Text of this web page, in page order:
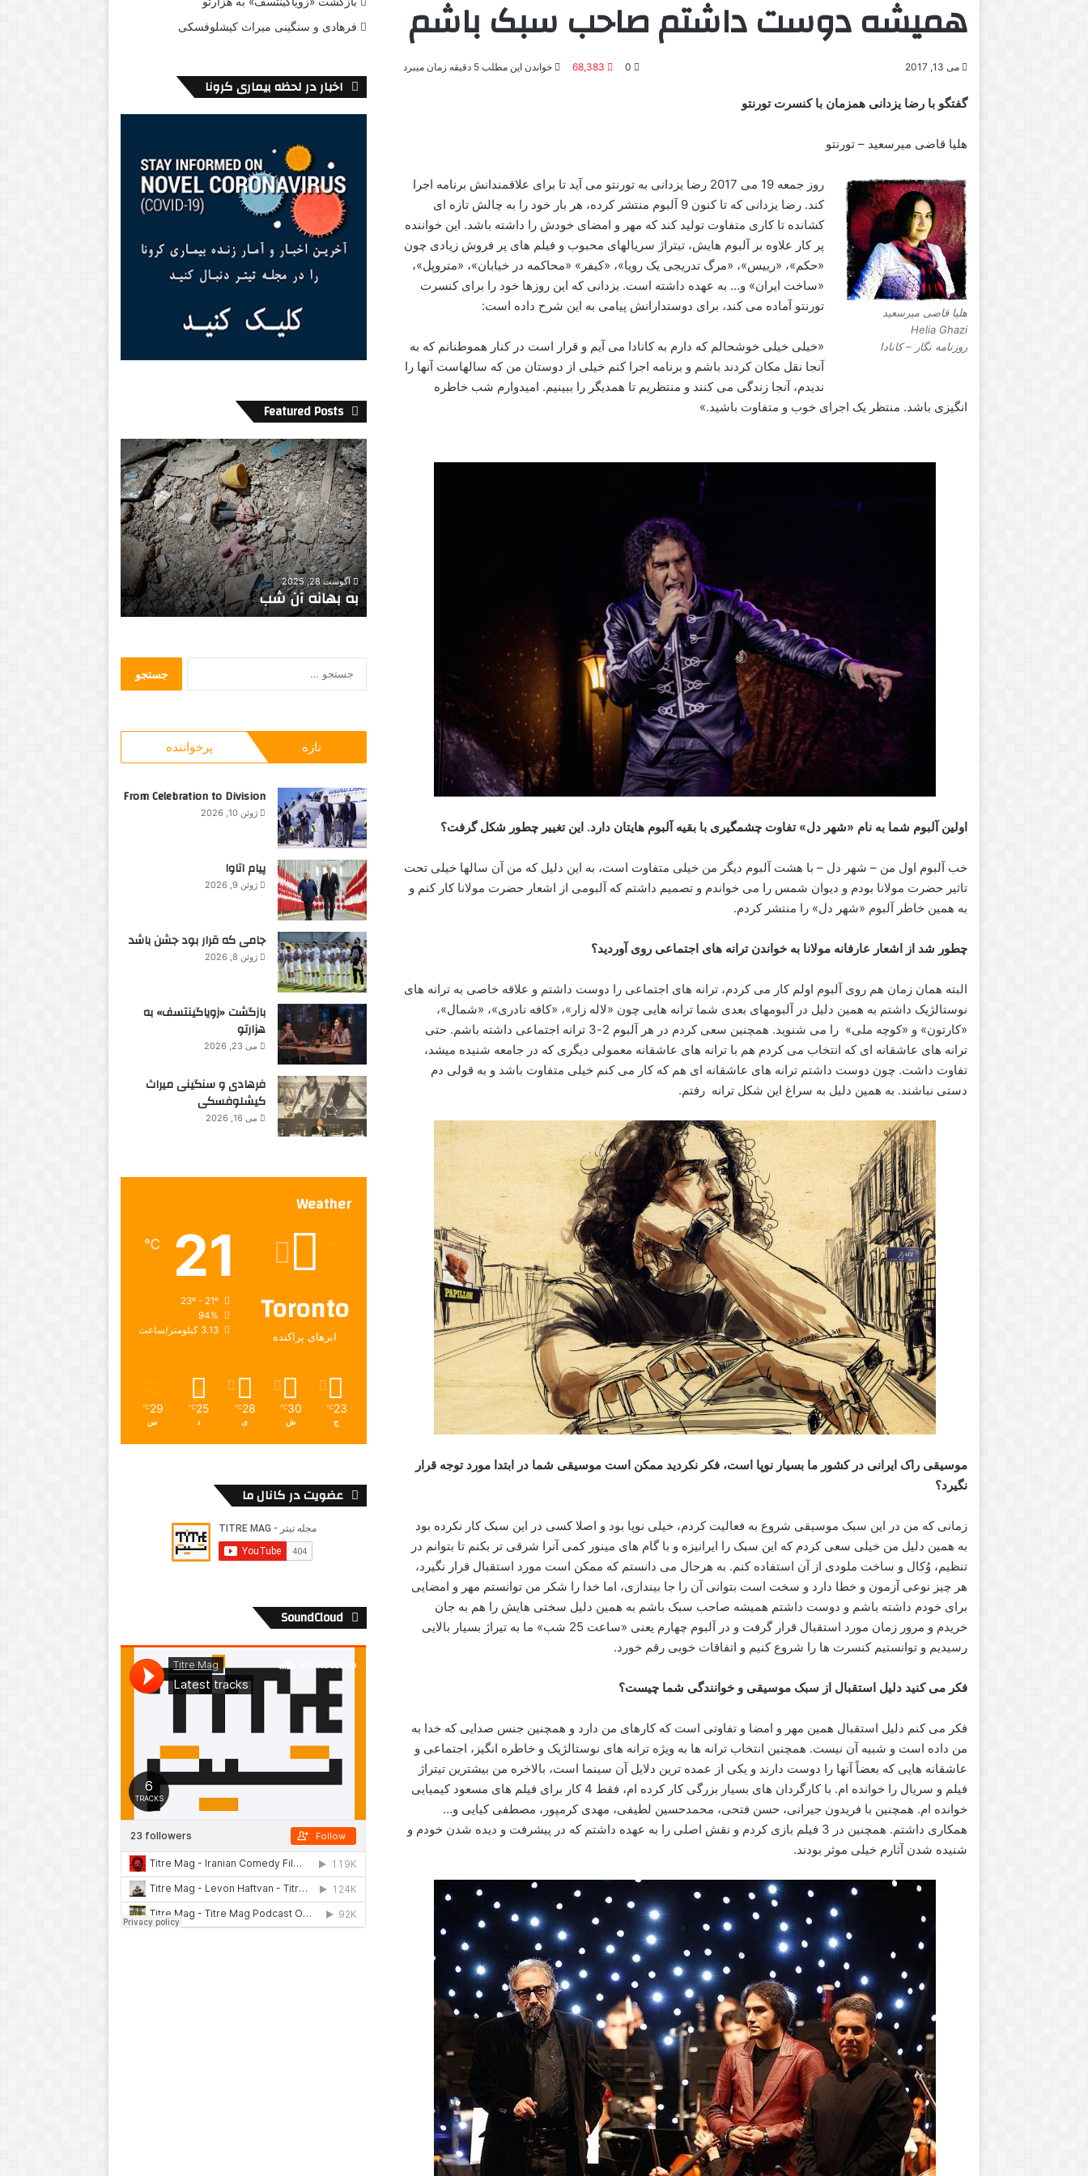
همیشه دوست داشتم صاحب سبک باشم
می 13, 2017 0
68,383 خواندن این مطلب 5 دقیقه زمان میبرد
گفتگو با رضا یزدانی همزمان با کنسرت تورنتو
هلیا قاضی میرسعید – تورنتو
هلیا قاضی میرسعید
Helia Ghazi
روزنامه نگار – کانادا
روز جمعه 19 می 2017 رضا یزدانی به تورنتو می آید تا برای علاقمندانش برنامه اجرا
کند. رضا یزدانی که تا کنون 9 آلبوم منتشر کرده، هر بار خود را به چالش تازه ای
کشانده تا کاری متفاوت تولید کند که مهر و امضای خودش را داشته باشد. این خواننده
پر کار علاوه بر آلبوم هایش، تیتراژ سریال­های محبوب و فیلم های پر فروش زیادی چون
«حکم»، «رییس»، «مرگ تدریجی یک رویا»، «کیفر» «محاکمه در خیابان»، «متروپل»،
«ساخت ایران» و… به عهده داشته است. یزدانی که این روزها خود را برای کنسرت
تورنتو آماده می کند، برای دوستدارانش پیامی به این شرح داده است:
«خیلی خیلی خوشحالم که دارم به کانادا می آیم و قرار است در کنار هموطنانم که به
آنجا نقل مکان کردند باشم و برنامه اجرا کنم خیلی از دوستان من که سالهاست آنها را
ندیدم، آنجا زندگی می کنند و منتظریم تا همدیگر را ببینیم. امیدوارم شب خاطره
انگیزی باشد. منتظر یک اجرای خوب و متفاوت باشید.»
اولین آلبوم شما به نام «شهر دل» تفاوت چشمگیری با بقیه آلبوم هایتان دارد. این تغییر چطور شکل گرفت؟
خب آلبوم اول من – شهر دل – با هشت آلبوم دیگر من خیلی متفاوت است، به این دلیل که من آن سالها خیلی تحت
تاثیر حضرت مولانا بودم و دیوان شمس را می خواندم و تصمیم داشتم که آلبومی از اشعار حضرت مولانا کار کنم و
به همین خاطر آلبوم «شهر دل» را منتشر کردم.
چطور شد از اشعار عارفانه مولانا به خواندن ترانه های اجتماعی روی آوردید؟
البته همان زمان هم روی آلبوم اولم کار می کردم، ترانه­ های اجتماعی را دوست داشتم و علاقه خاصی به ترانه های
نوستالژیک داشتم به همین دلیل در آلبوم­های بعدی شما ترانه­ هایی چون «لاله زار»، «کافه نادری»، «شمال»،
«کارتون» و «کوچه ملی» را می شنوید. همچنین سعی کردم در هر آلبوم 2-3 ترانه اجتماعی داشته باشم. حتی
ترانه های عاشقانه ای که انتخاب می کردم هم با ترانه های عاشقانه معمولی دیگری که در جامعه شنیده می­شد،
تفاوت داشت. چون دوست داشتم ترانه های عاشقانه ای هم که کار می کنم خیلی متفاوت باشد و به قولی دم
دستی نباشند. به همین دلیل به سراغ این شکل ترانه رفتم.
موسیقی راک ایرانی در کشور ما بسیار نوپا است، فکر نکردید ممکن است موسیقی شما در ابتدا مورد توجه قرار
نگیرد؟
زمانی که من در این سبک موسیقی شروع به فعالیت کردم، خیلی نوپا بود و اصلا کسی در این سبک کار نکرده بود
به همین دلیل من خیلی سعی کردم که این سبک را ایرانیزه و با گام های مینور کمی آنرا شرقی تر بکنم تا بتوانم در
تنظیم، وُکال و ساخت ملودی از آن استفاده کنم. به هرحال می دانستم که ممکن است مورد استقبال قرار نگیرد،
هر چیز نوعی آزمون و خطا دارد و سخت است بتوانی آن را جا بیندازی، اما خدا را شکر من توانستم مهر و امضایی
برای خودم داشته باشم و دوست داشتم همیشه صاحب سبک باشم به همین دلیل سختی هایش را هم به جان
خریدم و مرور زمان مورد استقبال قرار گرفت و در آلبوم چهارم یعنی «ساعت 25 شب» ما به تیراژ بسیار بالایی
رسیدیم و توانستیم کنسرت ها را شروع کنیم و اتفاقات خوبی رقم خورد.
فکر می کنید دلیل استقبال از سبک موسیقی و خوانندگی شما چیست؟
فکر می کنم دلیل استقبال همین مهر و امضا و تفاوتی است که کارهای من دارد و همچنین جنس صدایی که خدا به
من داده است و شبیه آن نیست. همچنین انتخاب ترانه ها به ویژه ترانه های نوستالژیک و خاطره انگیز، اجتماعی و
عاشقانه هایی که بعضاً آنها را دوست دارند و یکی از عمده ترین دلایل آن سینما است، بالاخره من بیشترین تیتراژ
فیلم و سریال را خوانده ام. با کارگردان های بسیار بزرگی کار کرده ام، فقط 4 کار برای فیلم های مسعود کیمیایی
خوانده ام. همچنین با فریدون جیرانی، حسن فتحی، محمدحسین لطیفی، مهدی کرم­پور، مصطفی کیایی و…
همکاری داشتم. همچنین در 3 فیلم بازی کردم و نقش اصلی را به عهده داشتم که در پیشرفت و دیده شدن خودم و
شنیده شدن آثارم خیلی موثر بودند.
فرهادی و سنگینی میراث کیشلوفسکی
اخبار در لحظه بیماری کرونا
Featured Posts
ا
ی
ا
ب
ی
ن
بالشی برای نخوابیدن
ه
ب
ه
ت
ل
ب
و
د
ا
پ
س
ت
،
م
س
ی
ن
م
ی
ی
می 1, 2014
هتل بوداپست، کیک خوشمزه
سینمایی
و
ب
ر
ی
تازه پرخواننده
From Celebration to Division
ژوئن 10, 2026
پیام اتاوا
ژوئن 9, 2026
جامی که قرار بود جشن باشد
ژوئن 8, 2026
بازگشت «زویاگینتسف» به
هزارتو
می 23, 2026
فرهادی و سنگینی میراث
کیشلوفسکی
می 16, 2026
Weather
Toronto
ابرهای پراکنده
21
℃
94%
3.13 کیلومتر/ساعت
23
℃
ج
30
℃
ش
28
℃
ی
25
℃
د
29
℃
س
عضویت در کانال ما
SoundCloud